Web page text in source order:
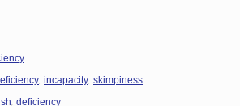
, incapacity, skimpiness
, deficiency